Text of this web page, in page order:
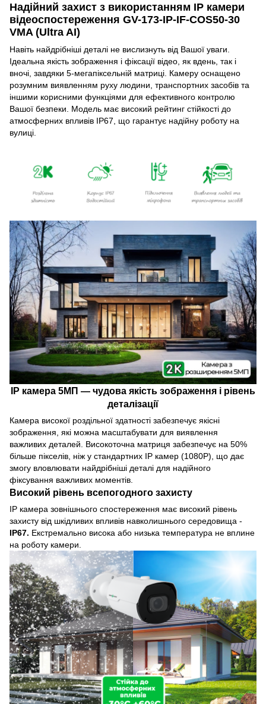
Надійний захист з використанням IP камери
відеоспостереження GV-173-IP-IF-COS50-30
VMA (Ultra AI)
Навіть найдрібніші деталі не вислизнуть від Вашої уваги.
Ідеальна якість зображення і фіксації відео, як вдень, так і
вночі, завдяки 5-мегапіксельній матриці. Камеру оснащено
розумним виявленням руху людини, транспортних засобів та
іншими корисними функціями для ефективного контролю
Вашої безпеки. Модель має високий рейтинг стійкості до
атмосферних впливів IP67, що гарантує надійну роботу на
вулиці.
IP камера 5МП — чудова якість зображення і рівень
деталізації
Камера високої роздільної здатності забезпечує якісні
зображення, які можна масштабувати для виявлення
важливих деталей. Високоточна матриця забезпечує на 50%
більше пікселів, ніж у стандартних IP камер (1080Р), що дає
змогу вловлювати найдрібніші деталі для надійного
фіксування важливих моментів.
Високий рівень всепогодного захисту
IP камера зовнішнього спостереження має високий рівень
захисту від шкідливих впливів навколишнього середовища -
IP67. Екстремально висока або низька температура не вплине
на роботу камери.